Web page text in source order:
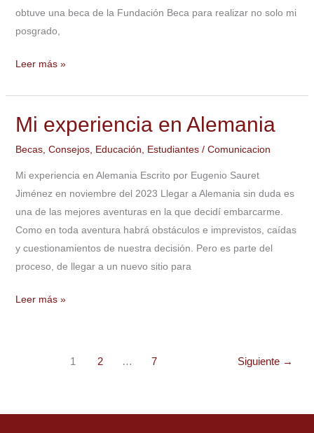
obtuve una beca de la Fundación Beca para realizar no solo mi
posgrado,
Leer más »
Mi experiencia en Alemania
Becas, Consejos, Educación Estudiantes/ Comunicacion
Mi experiencia en Alemania Escrito por Eugenio Sauret
Jiménez en noviembre del 2023 Llegar a Alemania sin duda es
una de las mejores aventuras en la que decidí embarcarme.
Como en toda aventura habrá obstáculos e imprevistos, caídas
y cuestionamientos de nuestra decisión. Pero es parte del
proceso, de llegar a un nuevo sitio para
Mi
en
Alemania
Leer más »
1 2 … 7 Siguiente →